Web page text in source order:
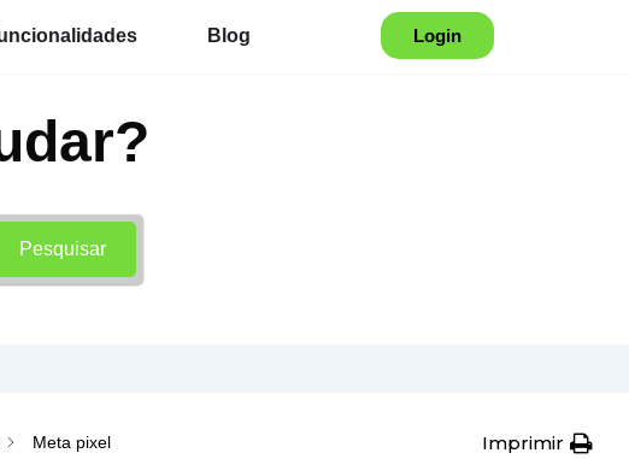
Blog Login
Pesquisar
Meta pixel Imprimir